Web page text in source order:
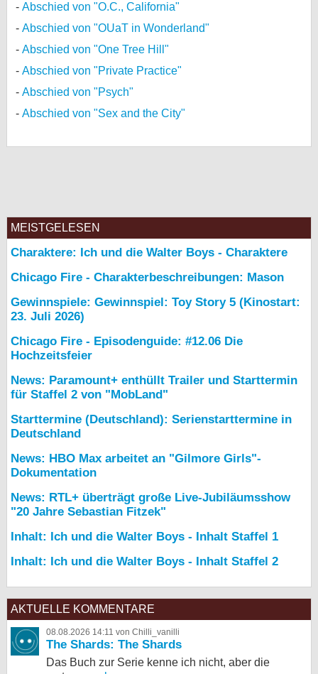
Abschied von "O.C., California"
Abschied von "OUaT in Wonderland"
Abschied von "One Tree Hill"
Abschied von "Private Practice"
Abschied von "Psych"
Abschied von "Sex and the City"
MEISTGELESEN
Charaktere: Ich und die Walter Boys - Charaktere
Chicago Fire - Charakterbeschreibungen: Mason
Gewinnspiele: Gewinnspiel: Toy Story 5 (Kinostart:
23. Juli 2026)
Chicago Fire - Episodenguide: #12.06 Die
Hochzeitsfeier
News: Paramount+ enthüllt Trailer und Starttermin
für Staffel 2 von "MobLand"
Starttermine (Deutschland): Serienstarttermine in
Deutschland
News: HBO Max arbeitet an "Gilmore Girls"-
Dokumentation
News: RTL+ überträgt große Live-Jubiläumsshow
"20 Jahre Sebastian Fitzek"
Inhalt: Ich und die Walter Boys - Inhalt Staffel 1
Inhalt: Ich und die Walter Boys - Inhalt Staffel 2
AKTUELLE KOMMENTARE
08.08.2026 14:11 von Chilli_vanilli
The Shards: The Shards
Das Buch zur Serie kenne ich nicht, aber die